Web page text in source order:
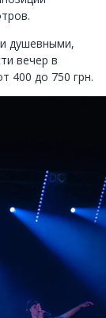
душевными,
вечер в
400 до 750 грн.